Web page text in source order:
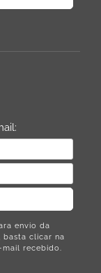
envio da
basta clicar na
recebido.